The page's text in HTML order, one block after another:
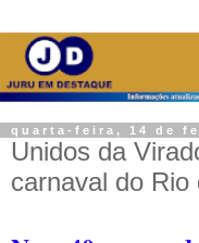
quarta-feira, 14 de
Unidos da
carnaval do Rio